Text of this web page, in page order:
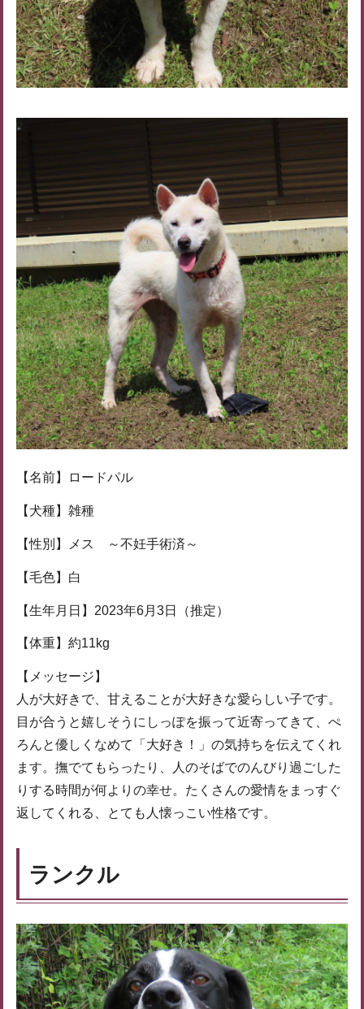
【名前】ロードパル
【犬種】雑種
【性別】メス ～不妊手術済～
【毛色】白
【生年月日】2023年6月3日（推定）
【体重】約11kg
【メッセージ】
人が大好きで、甘えることが大好きな愛らしい子です。
目が合うと嬉しそうにしっぽを振って近寄ってきて、ぺ
ろんと優しくなめて「大好き！」の気持ちを伝えてくれ
ます。撫でてもらったり、人のそばでのんびり過ごした
りする時間が何よりの幸せ。たくさんの愛情をまっすぐ
返してくれる、とても人懐っこい性格です。
ランクル